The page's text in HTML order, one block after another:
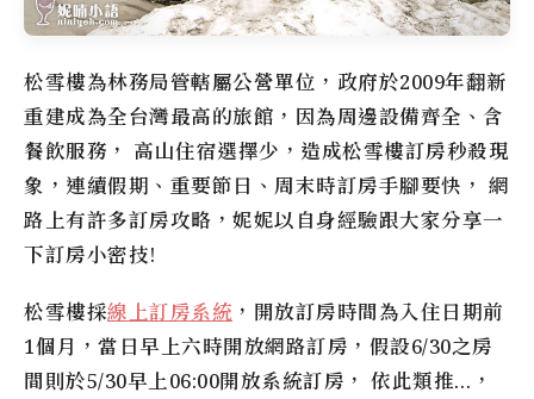
松雪樓為林務局管轄屬公營單位，政府於2009年翻新
重建成為全台灣最高的旅館，因為周邊設備齊全、含
餐飲服務， 高山住宿選擇少，造成松雪樓訂房秒殺現
象，連續假期、重要節日、周末時訂房手腳要快， 網
路上有許多訂房攻略，妮妮以自身經驗跟大家分享一
下訂房小密技!
松雪樓採線上訂房系統 ，開放訂房時間為入住日期前
1個月，當日早上六時開放網路訂房，假設6/30之房
間則於5/30早上06:00開放系統訂房， 依此類推…，